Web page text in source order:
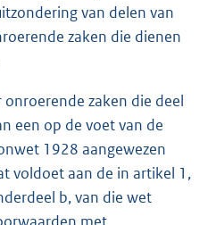
van delen van
zaken die dienen
onroerende zaken die deel
een op de voet van de
1928 aangewezen
voldoet aan de in artikel 1,
b, van die wet